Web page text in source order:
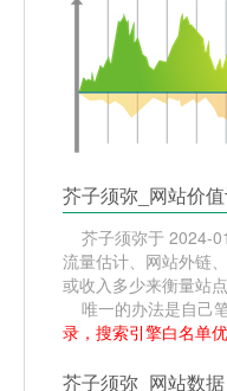
芥子须弥_网站价
芥子须弥于 2024-
流量估计、网站外链
或收入多少来衡量站
唯一的办法是自己
录，搜索引擎白名单优
芥子须弥_网站数据